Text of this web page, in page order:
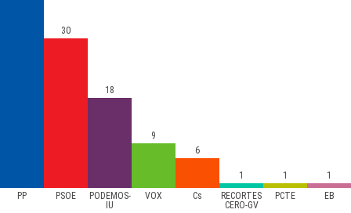
PP PSOE
PODEMOS-
IU
VOX Cs
RECORTES
CERO-GV
PCTE EB
30
18
9
6
1 1 1